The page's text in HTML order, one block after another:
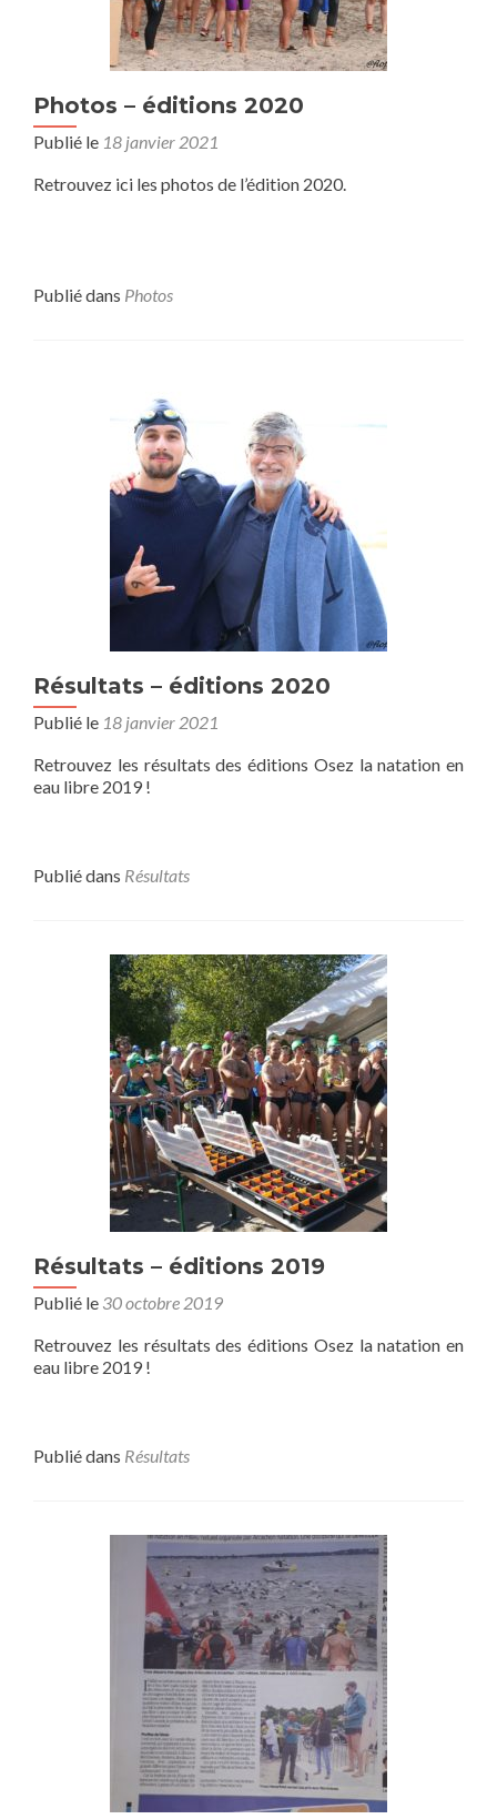
Photos – éditions 2020
Publié le 18 janvier 2021
Retrouvez ici les photos de l’édition 2020.
Publié dans Photos
Résultats – éditions 2020
Publié le 18 janvier 2021
Retrouvez les résultats des éditions Osez la natation en
eau libre 2019 !
Publié dans Résultats
Résultats – éditions 2019
Publié le 30 octobre 2019
Retrouvez les résultats des éditions Osez la natation en
eau libre 2019 !
Publié dans Résultats